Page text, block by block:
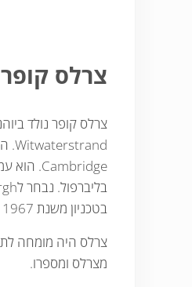
צרלס קופר
בטכניון משנת 1967 עד 1995 ועוטר בקתדרה למצב מוצק.
מצרלס ומספרו.